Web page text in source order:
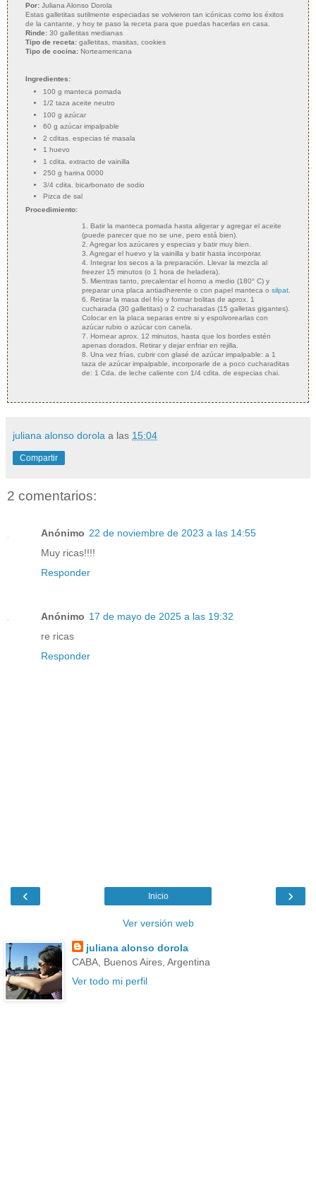
Por: Juliana Alonso Dorola
Estas galletitas sutilmente especiadas se volvieron tan icónicas como los éxitos
de la cantante, y hoy te paso la receta para que puedas hacerlas en casa.
Rinde: 30 galletitas medianas
Tipo de receta: galletitas, masitas, cookies
Tipo de cocina: Norteamericana
Ingredientes:
100 g manteca pomada
1/2 taza aceite neutro
100 g azúcar
60 g azúcar impalpable
2 cditas. especias té masala
1 huevo
1 cdita. extracto de vainilla
250 g harina 0000
3/4 cdita. bicarbonato de sodio
Pizca de sal
Procedimiento:
1. Batir la manteca pomada hasta aligerar y agregar el aceite
(puede parecer que no se une, pero está bien).
2. Agregar los azúcares y especias y batir muy bien.
3. Agregar el huevo y la vainilla y batir hasta incorporar.
4. Integrar los secos a la preparación. Llevar la mezcla al
freezer 15 minutos (o 1 hora de heladera).
5. Mientras tanto, precalentar el horno a medio (180° C) y
preparar una placa antiadherente o con papel manteca o silpat.
6. Retirar la masa del frío y formar bolitas de aprox. 1
cucharada (30 galletitas) o 2 cucharadas (15 galletas gigantes).
Colocar en la placa separas entre si y espolvorearlas con
azúcar rubio o azúcar con canela.
7. Hornear aprox. 12 minutos, hasta que los bordes estén
apenas dorados. Retirar y dejar enfriar en rejilla.
8. Una vez frías, cubrir con glasé de azúcar impalpable: a 1
taza de azúcar impalpable, incorporarle de a poco cucharaditas
de: 1 Cda. de leche caliente con 1/4 cdita. de especias chai.
juliana alonso dorola a las 15:04
Compartir
2 comentarios:
Anónimo 22 de noviembre de 2023 a las 14:55
Muy ricas!!!!
Responder
Anónimo 17 de mayo de 2025 a las 19:32
re ricas
Responder
‹ ›
Inicio
Ver versión web
juliana alonso dorola
CABA, Buenos Aires, Argentina
Ver todo mi perfil